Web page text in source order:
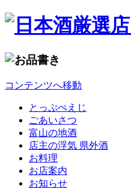
コンテンツへ移動
とっぷぺえじ
ごあいさつ
富山の地酒
店主の浮気 県外酒
お料理
お店案内
お知らせ